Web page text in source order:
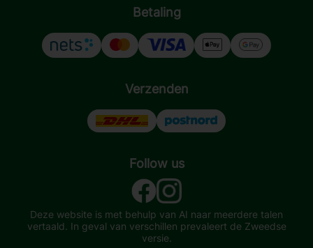
Betaling
Verzenden
Follow us
Deze website is met behulp van AI naar meerdere talen
vertaald. In geval van verschillen prevaleert de Zweedse
versie.